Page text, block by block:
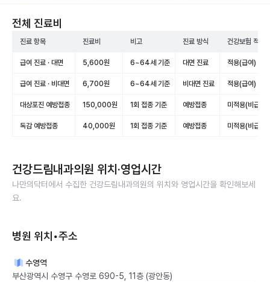
전체 진료비
진료 항목 진료비 비고 진료 방식 건강보험 적용
급여 진료 · 대면 5,600원 6~64세 기준 대면 진료 적용(급여)
급여 진료 · 비대면 6,700원 6~64세 기준 비대면 진료 적용(급여)
대상포진 예방접종 150,000원 1회 접종 기준 예방접종 미적용(비급여)
독감 예방접종 40,000원 1회 접종 기준 예방접종 미적용(비급여)
건강드림내과의원 위치·영업시간
나만의닥터에서 수집한 건강드림내과의원의 위치와 영업시간을 확인해보세
요.
병원 위치•주소
수영역
부산광역시 수영구 수영로 690-5, 11층 (광안동)